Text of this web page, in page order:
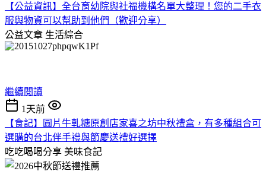
【公益資訊】全台育幼院與社福機構名單大整理！您的二手衣
服與物資可以幫助到他們（歡迎分享）
公益文章 生活綜合
繼續閱讀
1天前
【食記】圓片牛軋糖原創店家喜之坊中秋禮盒，有多種組合可
選購的台北伴手禮與節慶送禮好選擇
吃吃喝喝分享 美味食記